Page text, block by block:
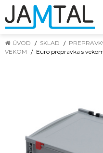
ÚVOD SKLAD
VEKOM
Euro prepravka s